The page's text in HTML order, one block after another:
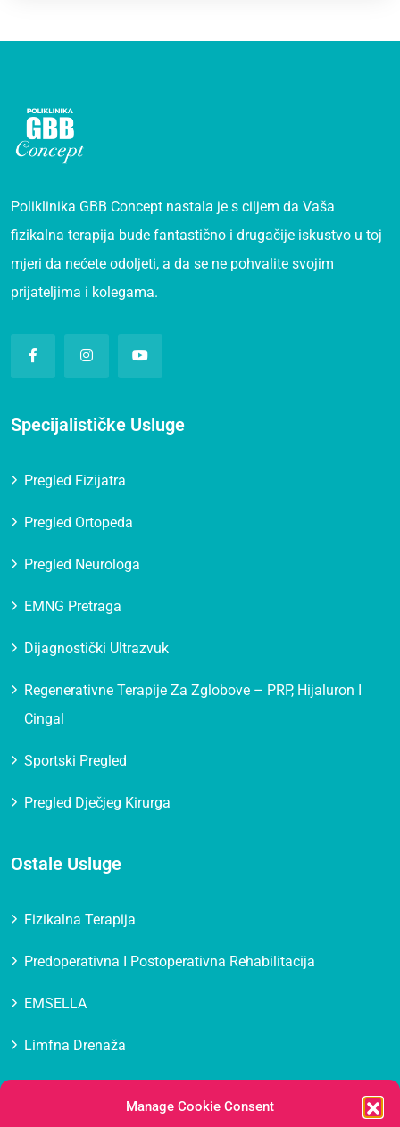
Manage Cookie Consent
Poliklinika GBB Concept nastala je s ciljem da Vaša
fizikalna terapija bude fantastično i drugačije iskustvo u toj
mjeri da nećete odoljeti, a da se ne pohvalite svojim
prijateljima i kolegama.
Specijalističke Usluge
Pregled Fizijatra
Pregled Ortopeda
Pregled Neurologa
EMNG Pretraga
Dijagnostički Ultrazvuk
Regenerativne Terapije Za Zglobove – PRP, Hijaluron I
Cingal
Sportski Pregled
Pregled Dječjeg Kirurga
Ostale Usluge
Fizikalna Terapija
Predoperativna I Postoperativna Rehabilitacija
EMSELLA
Limfna Drenaža